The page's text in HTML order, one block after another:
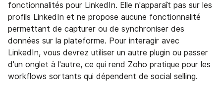
fonctionnalités pour LinkedIn. Elle n'apparaît pas sur les
profils LinkedIn et ne propose aucune fonctionnalité
permettant de capturer ou de synchroniser des
données sur la plateforme. Pour interagir avec
LinkedIn, vous devrez utiliser un autre plugin ou passer
d'un onglet à l'autre, ce qui rend Zoho pratique pour les
workflows sortants qui dépendent de social selling.